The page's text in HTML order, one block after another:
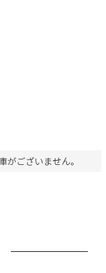
がございません。